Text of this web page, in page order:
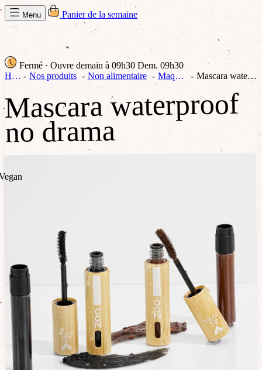
Menu Panier de la semaine
Fermé · Ouvre demain à 09h30 Dem. 09h30
Home Nos produits Non alimentaire Maquillage Mascara waterproof no drama
Mascara waterproof
no drama